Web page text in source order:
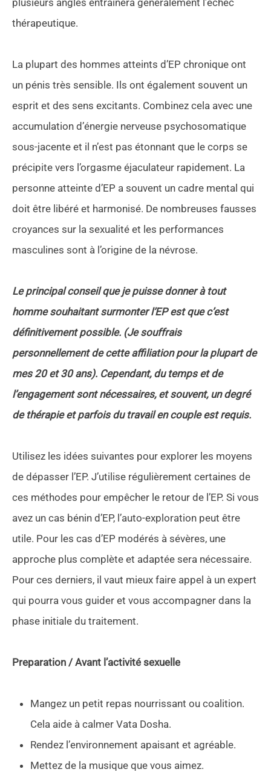
thérapeutique.
La plupart des hommes atteints d’EP chronique ont
un pénis très sensible. Ils ont également souvent un
esprit et des sens excitants. Combinez cela avec une
accumulation d’énergie nerveuse psychosomatique
sous-jacente et il n’est pas étonnant que le corps se
précipite vers l’orgasme éjaculateur rapidement. La
personne atteinte d’EP a souvent un cadre mental qui
doit être libéré et harmonisé. De nombreuses fausses
croyances sur la sexualité et les performances
masculines sont à l’origine de la névrose.
Le principal conseil que je puisse donner à tout
homme souhaitant surmonter l’EP est que c’est
définitivement possible. (Je souffrais
personnellement de cette affiliation pour la plupart de
mes 20 et 30 ans). Cependant, du temps et de
l’engagement sont nécessaires, et souvent, un degré
de thérapie et parfois du travail en couple est requis.
Utilisez les idées suivantes pour explorer les moyens
de dépasser l’EP. J’utilise régulièrement certaines de
ces méthodes pour empêcher le retour de l’EP. Si vous
avez un cas bénin d’EP, l’auto-exploration peut être
utile. Pour les cas d’EP modérés à sévères, une
approche plus complète et adaptée sera nécessaire.
Pour ces derniers, il vaut mieux faire appel à un expert
qui pourra vous guider et vous accompagner dans la
phase initiale du traitement.
Preparation / Avant l’activité sexuelle
Mangez un petit repas nourrissant ou coalition.
Cela aide à calmer Vata Dosha.
Rendez l’environnement apaisant et agréable.
Mettez de la musique que vous aimez.